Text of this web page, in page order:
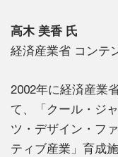
高木 美香 氏
経済産業省 コンテ
2002年に経済産業
て、「クール・ジ
ツ・デザイン・フ
ティブ産業」育成